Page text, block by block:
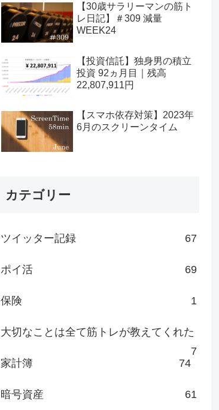
【30歳サラリーマンの筋ト
レ日記】＃309 減量
WEEK24
【投資信託】独身男の積立
投資 92ヵ月目｜残高
22,807,911円
【スマホ依存対策】2023年
6月のスクリーンタイム
カテゴリー
ツイッター記録 67
ポイ活 69
保険 1
大切なことは全て筋トレが教えてくれた
7
家計簿
74
暗号資産 61